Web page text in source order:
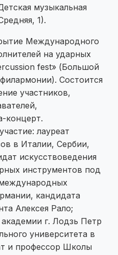
музыкальная
1).
Международного
на ударных
fest» (Большой
Состоится
участников,
концерт.
лауреат
в Италии, Сербии,
искусствоведения
инструментов под
кандидата
Алексея Рало;
г. Лодзь Петр
университета в
и профессор Школы